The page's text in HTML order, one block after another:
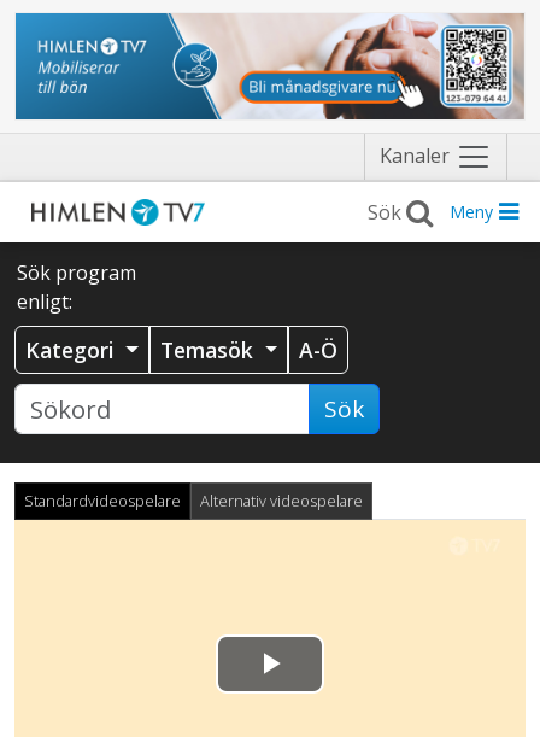
Kanaler Näytä
valikko
Meny
Sök program
enligt:
Kategori Temasök A-Ö
Sök
Standardvideospelare Alternativ videospelare
Spela